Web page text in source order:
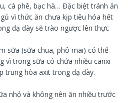
cà phê, bạc hà… Đặc biệt tránh ăn
vì thức ăn chưa kịp tiêu hóa hết
dạ dày sẽ trào ngược lên thực
sữa (sữa chua, phô mai) có thể
vì trong sữa có chứa nhiều canxi
trung hòa axit trong dạ dày.
nhỏ và không nên ăn nhiều trước